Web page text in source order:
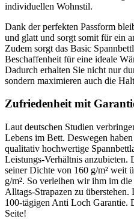
individuellen Wohnstil.
Dank der perfekten Passform
und glatt und sorgt somit für ein
Zudem sorgt das Basic
Beschaffenheit für eine ideale
Dadurch erhalten Sie nicht nur
sondern maximieren auch die
Zufriedenheit mit
Laut deutschen Studien
Lebens im Bett. Deswegen
qualitativ hochwertige
Leistungs-Verhältnis anzubieten.
seiner Dichte von 160 g/m² weit
g/m². So verleihen wir ihm im
Alltags-Strapazen zu
100-tägigen Anti Loch Garantie.
Seite!